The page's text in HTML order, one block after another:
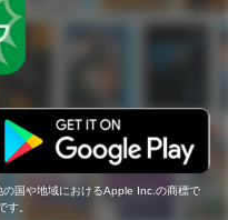
国や地域におけるApple Inc.の商標で
。